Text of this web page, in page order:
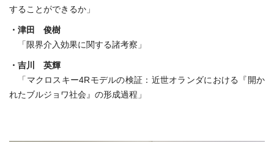
することができるか」
・津田 俊樹
「限界介入効果に関する諸考察」
・吉川 英輝
「マクロスキー4Rモデルの検証：近世オランダにおける『開か
れたブルジョワ社会』の形成過程」